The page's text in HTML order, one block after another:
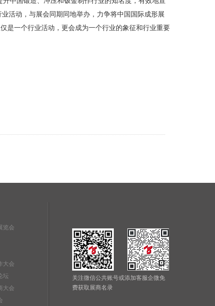
活动，与展会同期同地举办，力争将中国国际成形展
是一个行业活动，更会成为一个行业的象征和行业重要
览会
大会
坛
大会
关注微信公共账号或添加客服企微免
费获取展商名录